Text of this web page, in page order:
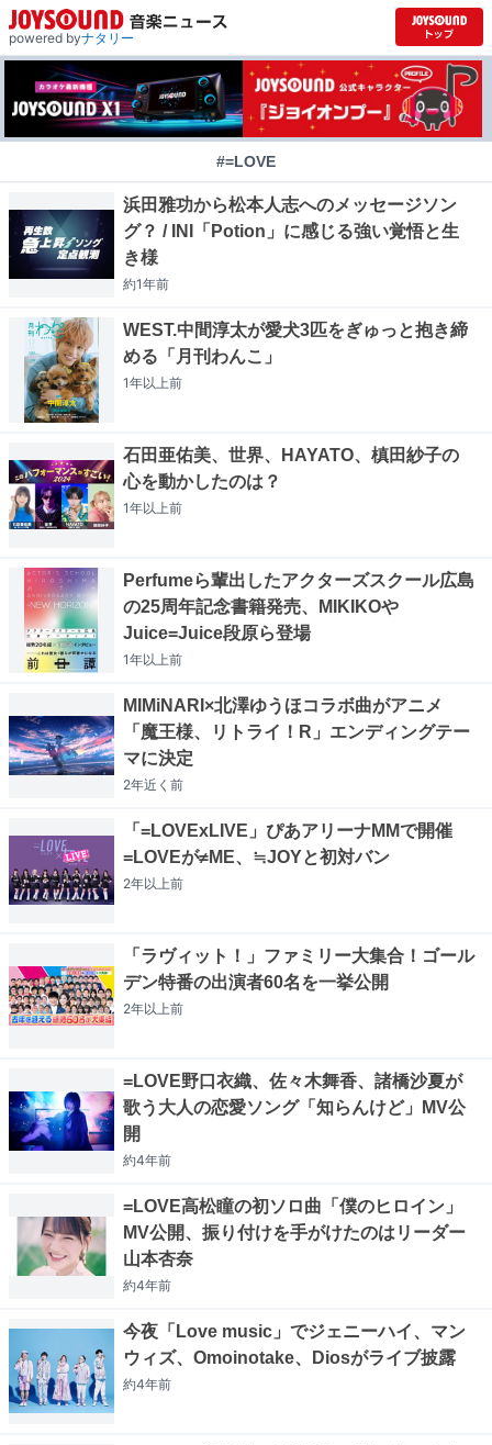
powered byナタリー
#=LOVE
浜田雅功から松本人志へのメッセージソン
グ？ / INI「Potion」に感じる強い覚悟と生
き様
約1年前
WEST.中間淳太が愛犬3匹をぎゅっと抱き締
める「月刊わんこ」
1年以上前
石田亜佑美、世界、HAYATO、槙田紗子の
心を動かしたのは？
1年以上前
Perfumeら輩出したアクターズスクール広島
の25周年記念書籍発売、MIKIKOや
Juice=Juice段原ら登場
1年以上前
MIMiNARI×北澤ゆうほコラボ曲がアニメ
「魔王様、リトライ！R」エンディングテー
マに決定
2年近く 前
「=LOVExLIVE」ぴあアリーナMMで開催
=LOVEが≠ME、≒JOYと初対バン
2年以上前
「ラヴィット！」ファミリー大集合！ゴール
デン特番の出演者60名を一挙公開
2年以上前
=LOVE野口衣織、佐々木舞香、諸橋沙夏が
歌う大人の恋愛ソング「知らんけど」MV公
開
約4年前
=LOVE高松瞳の初ソロ曲「僕のヒロイン」
MV公開、振り付けを手がけたのはリーダー
山本杏奈
約4年前
今夜「Love music」でジェニーハイ、マン
ウィズ、Omoinotake、Diosがライブ披露
約4年前